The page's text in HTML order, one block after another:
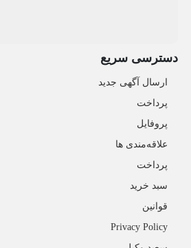
دسترسی سریع
ارسال آگهی جدید
پرداخت
پروفایل
علاقه‌مندی ها
پرداخت
سبد خرید
قوانین
Privacy Policy